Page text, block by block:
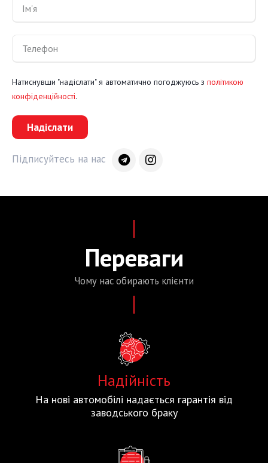
Натиснувши "надіслати" я автоматично погоджуюсь з політикою
конфіденційності.
Надіслати
Підписуйтесь на нас
Переваги
Чому насобирають клієнти
Надійність
На нові автомобілі надається гарантія від
заводського браку